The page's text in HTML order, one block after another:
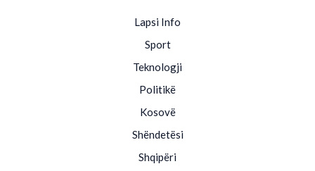
Lapsi Info
Sport
Teknologji
Politikë
Kosovë
Shëndetësi
Shqipëri